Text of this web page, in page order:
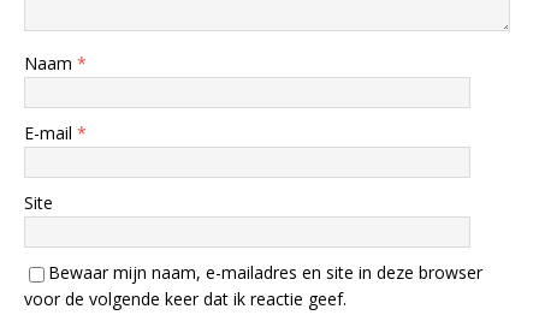
Naam *
E-mail *
Site
Bewaar mijn naam, e-mailadres en site in deze browser
voor de volgende keer dat ik reactie geef.